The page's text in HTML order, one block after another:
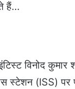
हैं…
विनोद कुमार
स्टेशन (ISS)